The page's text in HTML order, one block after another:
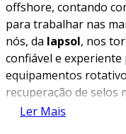
offshore, contando
para trabalhar nas
nós, da lapsol, nos
confiável e
equipamentos
recuperação de selos
todas as certificações
Ler Mais